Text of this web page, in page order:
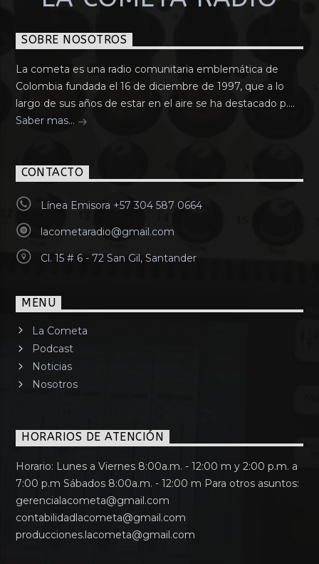
SOBRE NOSOTROS
La cometa es una radio comunitaria emblemática de
Colombia fundada el 16 de diciembre de 1997, que a lo
largo de sus años de estar en el aire se ha destacado p....
Saber mas...
CONTACTO
Línea Emisora +57 304 587 0664
lacometaradio@gmail.com
Cl. 15 # 6 - 72 San Gil, Santander
MENU
La Cometa
Podcast
Noticias
Nosotros
HORARIOS DE ATENCIÓN
Horario: Lunes a Viernes 8:00a.m. - 12:00 m y 2:00 p.m. a
7:00 p.m Sábados 8:00a.m. - 12:00 m Para otros asuntos:
gerencialacometa@gmail.com
contabilidadlacometa@gmail.com
producciones.lacometa@gmail.com